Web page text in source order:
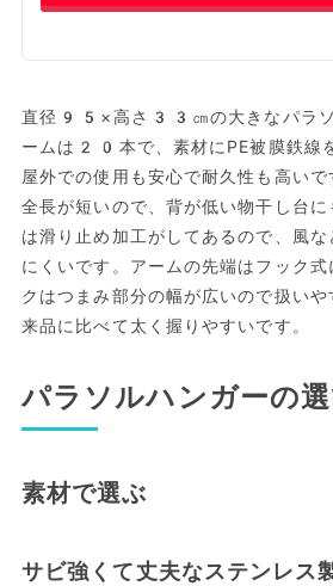
直径95×高さ33㎝の大きなパラソ
ームは20本で、素材にPE被膜鉄線
屋外での使用も安心で耐久性も高い
全長が短いので、背が低い物干し台
は滑り止め加工がしてあるので、風な
にくいです。アームの先端はフック
クはつまみ部分の幅が広いので扱い
来品に比べて太く握りやすいです。
パラソルハンガーの
素材で選ぶ
サビ強くて丈夫なステンレス